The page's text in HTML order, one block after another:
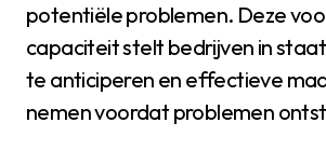
potentiële problemen. Deze
capaciteit stelt bedrijven in
te anticiperen en effectieve
nemen voordat problemen